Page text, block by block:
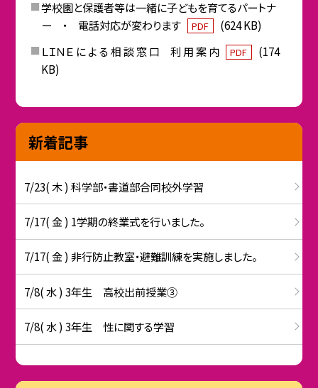
学校園と保護者等は一緒に子どもを育てるパートナ
ー ・ 電話対応が変わります
PDF
(624 KB)
ＬＩＮＥ に よ る 相 談 窓 口 利 用 案 内
PDF
(174
KB)
新着記事
7/23( 木 ) 科学部・書道部合同校外学習
7/17( 金 ) 1学期の終業式を行いました。
7/17( 金 ) 非行防止教室・避難訓練を実施しました。
7/8( 水 ) 3年生 高校出前授業③
7/8( 水 ) 3年生 性に関する学習